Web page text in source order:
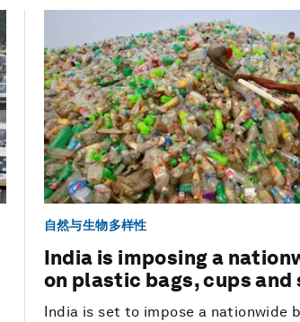
自然与生物多样性
India is imposing a
on plastic bags, cups and
India is set to impose a nationwide